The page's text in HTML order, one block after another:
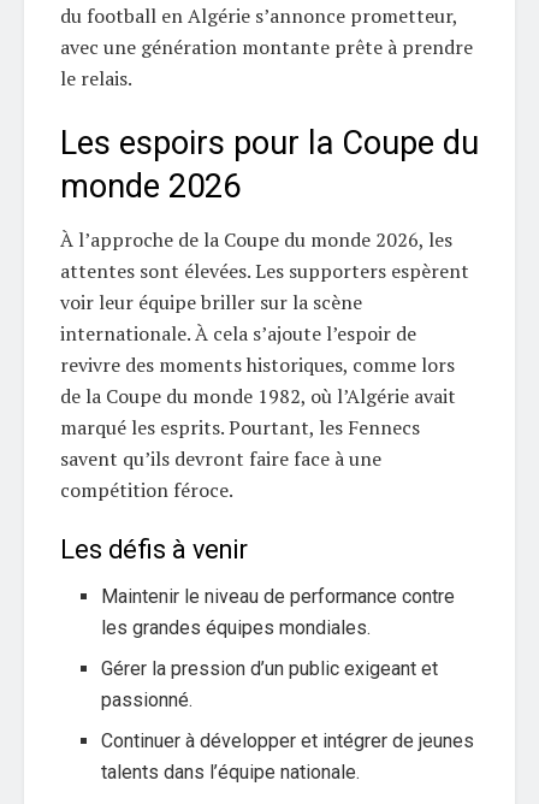
du football en Algérie s’annonce prometteur,
avec une génération montante prête à prendre
le relais.
Les espoirs pour la Coupe du
monde 2026
À l’approche de la Coupe du monde 2026, les
attentes sont élevées. Les supporters espèrent
voir leur équipe briller sur la scène
internationale. À cela s’ajoute l’espoir de
revivre des moments historiques, comme lors
de la Coupe du monde 1982, où l’Algérie avait
marqué les esprits. Pourtant, les Fennecs
savent qu’ils devront faire face à une
compétition féroce.
Les défis à venir
Maintenir le niveau de performance contre
les grandes équipes mondiales.
Gérer la pression d’un public exigeant et
passionné.
Continuer à développer et intégrer de jeunes
talents dans l’équipe nationale.